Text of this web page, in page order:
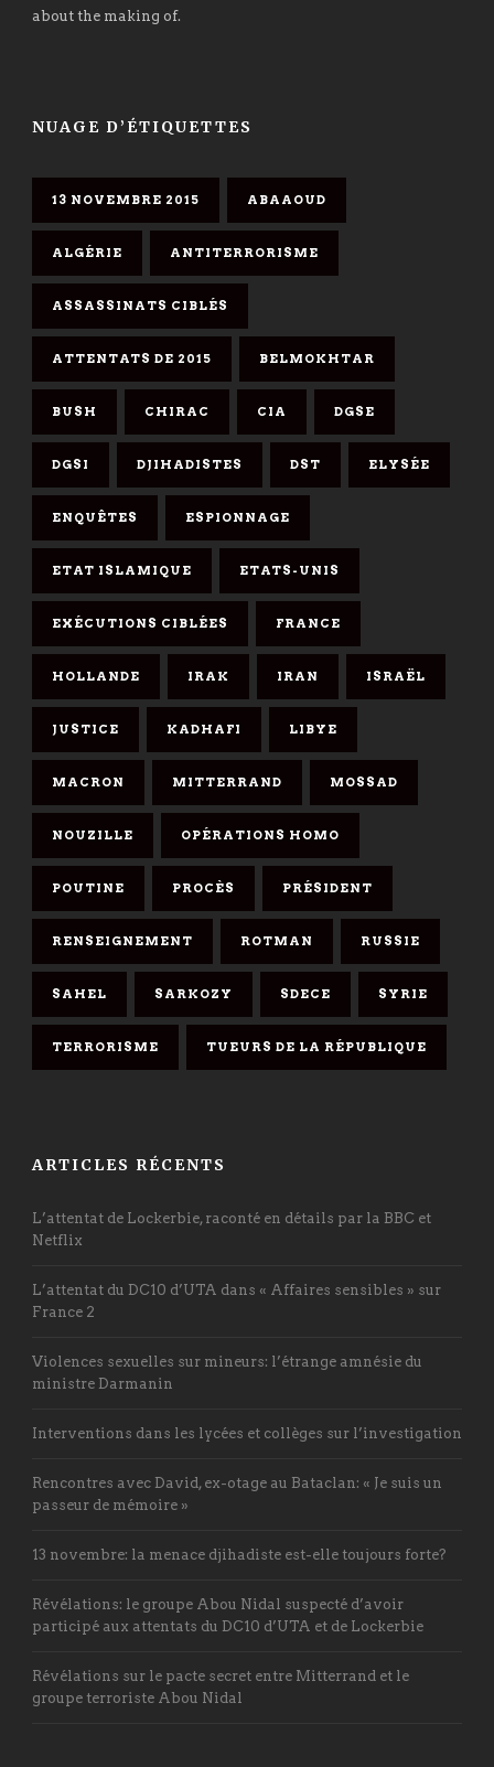
about the making of.
NUAGE D’ÉTIQUETTES
13 NOVEMBRE 2015 ABAAOUD
ALGÉRIE ANTITERRORISME
ASSASSINATS CIBLÉS
ATTENTATS DE 2015 BELMOKHTAR
BUSH CHIRAC CIA DGSE
DGSI DJIHADISTES DST ELYSÉE
ENQUÊTES ESPIONNAGE
ETAT ISLAMIQUE ETATS-UNIS
EXÉCUTIONS CIBLÉES FRANCE
HOLLANDE IRAK IRAN ISRAËL
JUSTICE KADHAFI LIBYE
MACRON MITTERRAND MOSSAD
NOUZILLE OPÉRATIONS HOMO
POUTINE PROCÈS PRÉSIDENT
RENSEIGNEMENT ROTMAN RUSSIE
SAHEL SARKOZY SDECE SYRIE
TERRORISME TUEURS DE LA RÉPUBLIQUE
ARTICLES RÉCENTS
L’attentat de Lockerbie, raconté en détails par la BBC et
Netflix
L’attentat du DC10 d’UTA dans « Affaires sensibles » sur
France 2
Violences sexuelles sur mineurs: l’étrange amnésie du
ministre Darmanin
Interventions dans les lycées et collèges sur l’investigation
Rencontres avec David, ex-otage au Bataclan: « Je suis un
passeur de mémoire »
13 novembre: la menace djihadiste est-elle toujours forte?
Révélations: le groupe Abou Nidal suspecté d’avoir
participé aux attentats du DC10 d’UTA et de Lockerbie
Révélations sur le pacte secret entre Mitterrand et le
groupe terroriste Abou Nidal